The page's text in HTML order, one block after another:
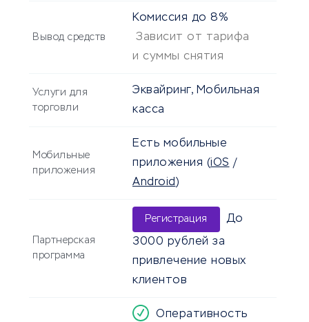
Вывод средств
Комиссия до 8%
Зависит от тарифа
и суммы снятия
Услуги для
торговли
Эквайринг, Мобильная
касса
Мобильные
приложения
Есть мобильные
приложения (iOS /
Android)
Партнерская
программа
Регистрация До
3000 рублей за
привлечение новых
клиентов
Оперативность